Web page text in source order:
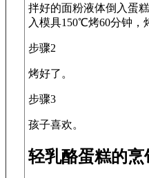
拌好的面粉液体倒入蛋
入模具150℃烤60分钟，
步骤2
烤好了。
步骤3
孩子喜欢。
轻乳酪蛋糕的烹